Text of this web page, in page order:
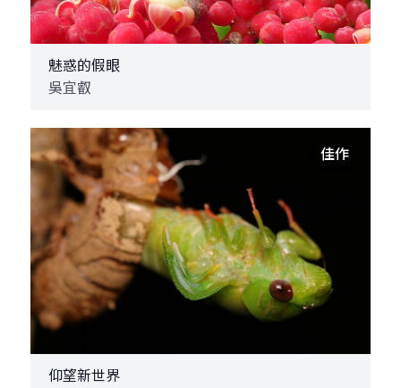
魅惑的假眼
吳宜叡
佳作
仰望新世界